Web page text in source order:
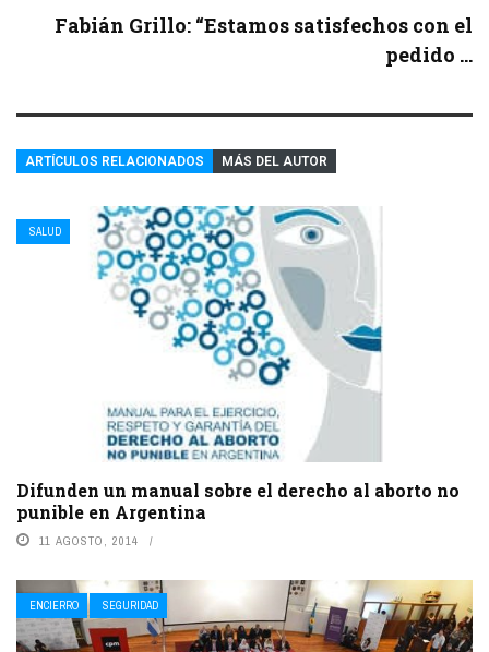
Fabián Grillo: “Estamos satisfechos con el
pedido ...
ARTÍCULOS RELACIONADOS MÁS DEL AUTOR
SALUD
Difunden un manual sobre el derecho al aborto no
punible en Argentina
11 AGOSTO, 2014
ENCIERRO SEGURIDAD